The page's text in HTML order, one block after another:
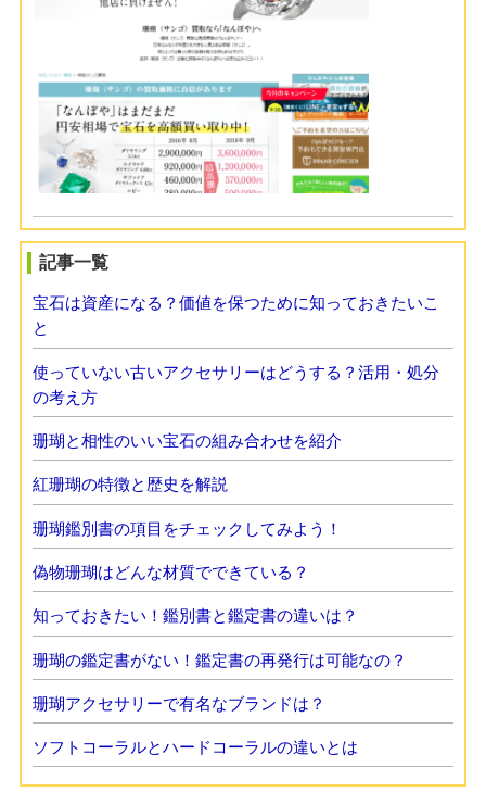
記事一覧
宝石は資産になる？価値を保つために知っておきたいこ
と
使っていない古いアクセサリーはどうする？活用・処分
の考え方
珊瑚と相性のいい宝石の組み合わせを紹介
紅珊瑚の特徴と歴史を解説
珊瑚鑑別書の項目をチェックしてみよう！
偽物珊瑚はどんな材質でできている？
知っておきたい！鑑別書と鑑定書の違いは？
珊瑚の鑑定書がない！鑑定書の再発行は可能なの？
珊瑚アクセサリーで有名なブランドは？
ソフトコーラルとハードコーラルの違いとは